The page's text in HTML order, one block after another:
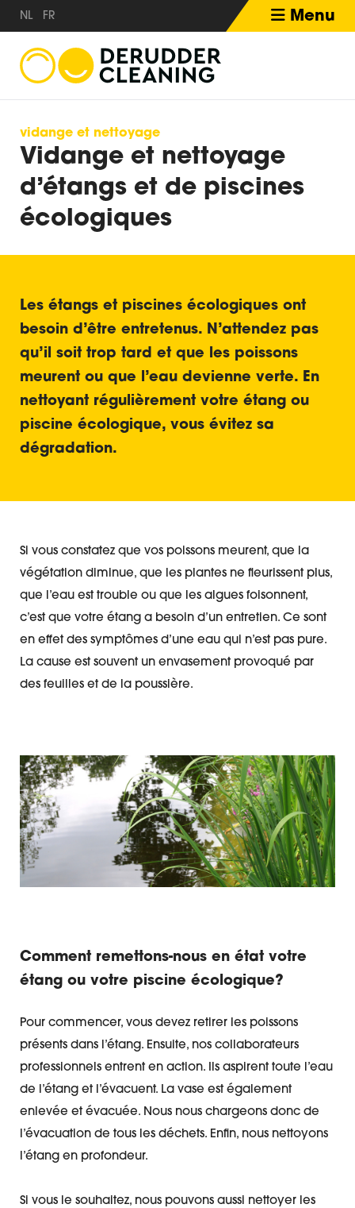
NL FR Menu
vidange et nettoyage
Vidange et nettoyage
d’étangs et de piscines
écologiques
Les étangs et piscines écologiques ont
besoin d’être entretenus. N’attendez pas
qu’il soit trop tard et que les poissons
meurent ou que l’eau devienne verte. En
nettoyant régulièrement votre étang ou
piscine écologique, vous évitez sa
dégradation.
Si vous constatez que vos poissons meurent, que la
végétation diminue, que les plantes ne fleurissent plus,
que l’eau est trouble ou que les algues foisonnent,
c’est que votre étang a besoin d’un entretien. Ce sont
en effet des symptômes d’une eau qui n’est pas pure.
La cause est souvent un envasement provoqué par
des feuilles et de la poussière.
Comment remettons-nous en état votre
étang ou votre piscine écologique?
Pour commencer, vous devez retirer les poissons
présents dans l’étang. Ensuite, nos collaborateurs
professionnels entrent en action. Ils aspirent toute l’eau
de l’étang et l’évacuent. La vase est également
enlevée et évacuée. Nous nous chargeons donc de
l’évacuation de tous les déchets. Enfin, nous nettoyons
l’étang en profondeur.
Si vous le souhaitez, nous pouvons aussi nettoyer les